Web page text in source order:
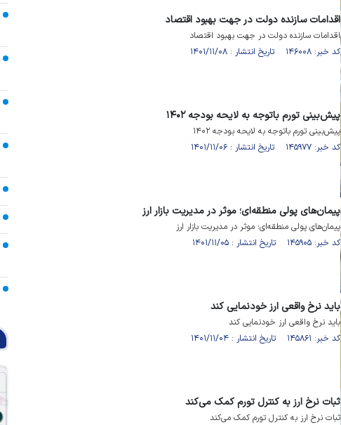
اقدامات سازنده دولت در جهت بهبود اقتصاد
اقدامات سازنده دولت در جهت بهبود اقتصاد
کد خبر: ۱۴۶۰۰۸ تاریخ انتشار : ۱۴۰۱/۱۱/۰۸
پیش‌بینی تورم باتوجه به لایحه بودجه ۱۴۰۲
پیش‌بینی تورم باتوجه به لایحه بودجه ۱۴۰۲
کد خبر: ۱۴۵۹۷۷ تاریخ انتشار : ۱۴۰۱/۱۱/۰۶
پیمان‌های پولی منطقه‌ای؛ موثر در مدیریت بازار ارز
پیمان‌های پولی منطقه‌ای؛ موثر در مدیریت بازار ارز
کد خبر: ۱۴۵۹۰۵ تاریخ انتشار : ۱۴۰۱/۱۱/۰۵
باید نرخ واقعی ارز خودنمایی کند
باید نرخ واقعی ارز خودنمایی کند
کد خبر: ۱۴۵۸۶۱ تاریخ انتشار : ۱۴۰۱/۱۱/۰۴
ثبات نرخ ارز به کنترل تورم کمک می‌کند
ثبات نرخ ارز به کنترل تورم کمک می‌کند